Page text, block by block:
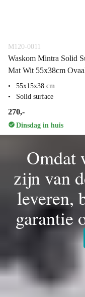
M120-0011
Waskom Mintra Solid
Mat Wit 55x38cm
55x15x38 cm
Solid surface
270,-
Dinsdag in huis
Omdat
zijn van
leveren,
garantie